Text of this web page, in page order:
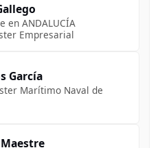
en ANDALUCÍA
Empresarial
García
Marítimo Naval de